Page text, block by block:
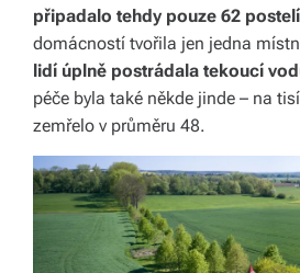
připadalo tehdy pouze 62 postelí
domácností tvořila jen jedna
lidí úplně postrádala tekoucí
péče byla také někde jinde – na
zemřelo v průměru 48.